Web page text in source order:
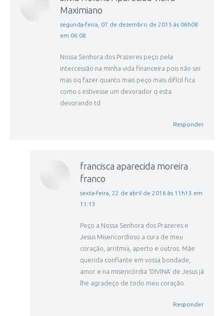
Maximiano
disse:
segunda-feira, 07 de dezembro de 2015 às 06h08
em 06:08
Nossa Senhora dos Prazeres peço pela
intercessão na minha vida financeira pois não sei
mas oq fazer quanto mais peço mais difícil fica
como s estivesse um devorador q esta
devorando td
Responder
francisca aparecida moreira
franco
disse:
sexta-feira, 22 de abril de 2016 às 11h13 em
11:13
Peço a Nossa Senhora dos Prazeres e
Jesus Misericordioso a cura de meu
coração, arritmia, aperto e outros. Mãe
querida confiante em vossa bondade,
amor e na misericórdia ‘DIVINA’ de Jesus já
lhe agradeço de todo meu coração.
Responder